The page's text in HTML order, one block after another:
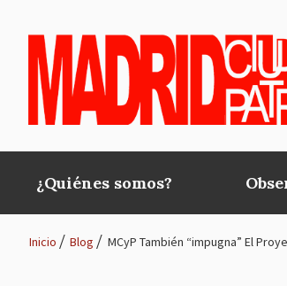
Main
navigation
¿Quiénes somos?
Inicio Blog MCyP También “impugna” El